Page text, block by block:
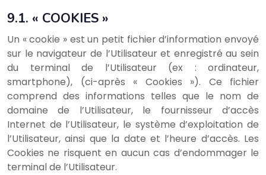
9.1. « COOKIES »
Un « cookie » est un petit fichier d’information envoyé
sur le navigateur de l’Utilisateur et enregistré au sein
du terminal de l’Utilisateur (ex : ordinateur,
smartphone), (ci-après « Cookies »). Ce fichier
comprend des informations telles que le nom de
domaine de l’Utilisateur, le fournisseur d’accès
Internet de l’Utilisateur, le système d’exploitation de
l’Utilisateur, ainsi que la date et l’heure d’accès. Les
Cookies ne risquent en aucun cas d’endommager le
terminal de l’Utilisateur.